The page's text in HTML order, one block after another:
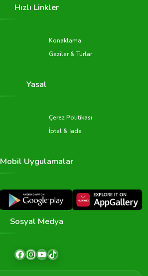
Hızlı Linkler
Konaklama
Geziler & Turlar
Yasal
Çerez Politikası
İptal & İade
Mobil Uygulamalar
Sosyal Medya